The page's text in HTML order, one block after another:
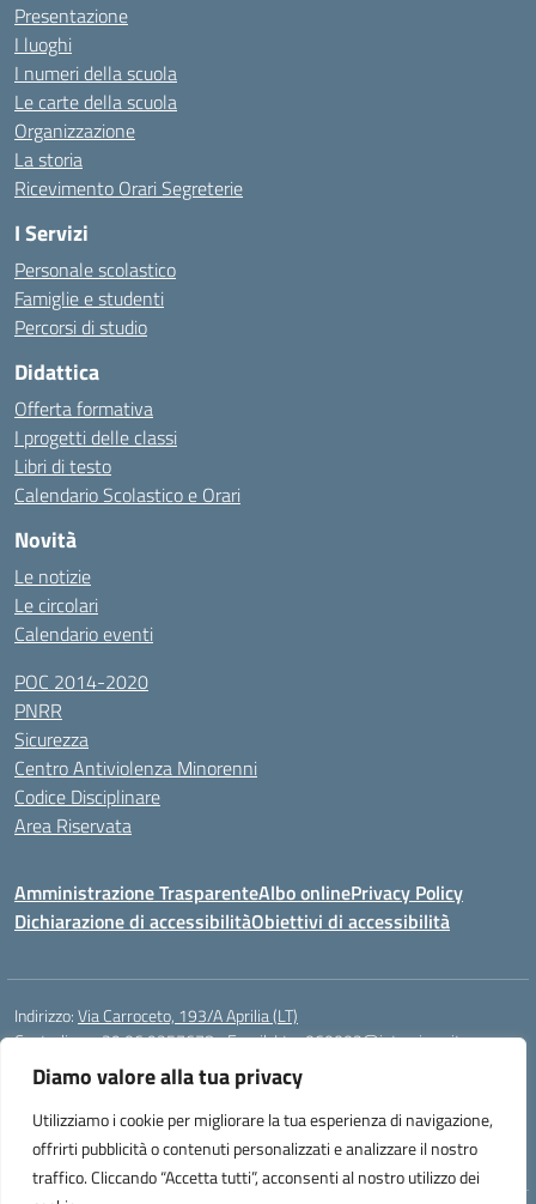
Diamo valore alla tua privacy
Utilizziamo i cookie per migliorare la tua esperienza di navigazione,
offrirti pubblicità o contenuti personalizzati e analizzare il nostro
traffico. Cliccando “Accetta tutti”, acconsenti al nostro utilizzo dei
Presentazione
I luoghi
I numeri della scuola
Le carte della scuola
Organizzazione
La storia
Ricevimento Orari Segreterie
I Servizi
Personale scolastico
Famiglie e studenti
Percorsi di studio
Didattica
Offerta formativa
I progetti delle classi
Libri di testo
Calendario Scolastico e Orari
Novità
Le notizie
Le circolari
Calendario eventi
POC 2014-2020
PNRR
Sicurezza
Centro Antiviolenza Minorenni
Codice Disciplinare
Area Riservata
Amministrazione TrasparenteAlbo onlinePrivacy Policy
Dichiarazione di accessibilitàObiettivi di accessibilità
Indirizzo:Via Carroceto, 193/A Aprilia (LT)
Centralino:+39 06 9257678 Email:Ltps060002@istruzione.it
Posta elettronica certificata (PEC): Ltps060002@pec.istruzione.it
Codice fiscale: 91001930592
Codice meccanografico: LTPS060002